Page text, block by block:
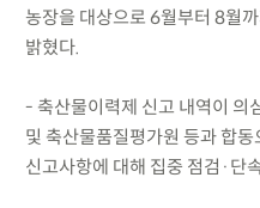
농장을 대상으로 6월부터 8월
밝혔다.
- 축산물이력제 신고 내역이 의
및 축산물품질평가원 등과 합
신고사항에 대해 집중 점검·단